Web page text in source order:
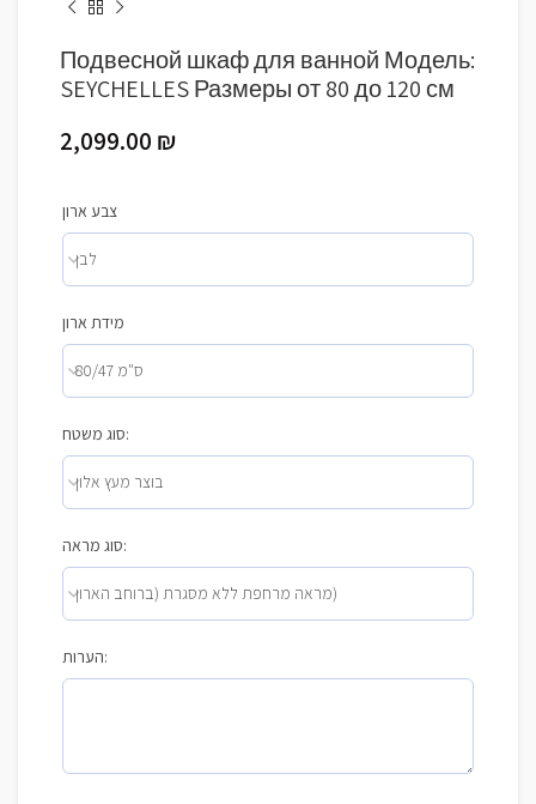
Подвесной шкаф для ванной Модель:
SEYCHELLES Размеры от 80 до 120 см
2,099.00 ₪
צבע ארון
מידת ארון
סוג משטח:
סוג מראה:
הערות: